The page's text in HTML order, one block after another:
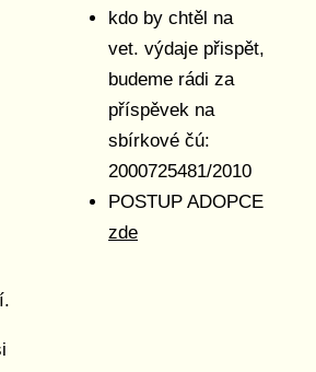
kdo by chtěl na
vet. výdaje přispět,
budeme rádi za
příspěvek na
sbírkové čú:
2000725481/2010
POSTUP ADOPCE
zde